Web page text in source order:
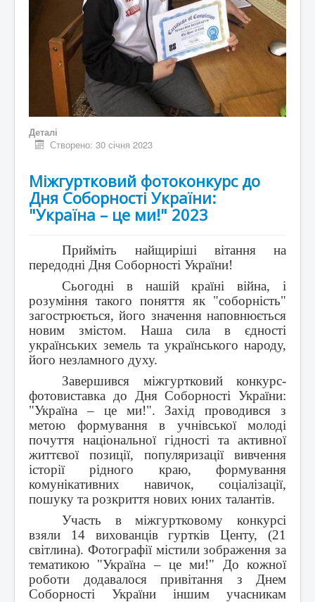
Деталі
Створено: 30 січня 2023
Міжгуртковий фотоконкурс до
Дня Соборності України:
"Україна – це ми!" 2023
Прийміть найщиріші вітання на
передодні Дня Соборності України!
Сьогодні в нашій країні війна, і
розуміння такого поняття як "соборність"
загострюється, його значення наповнюється
новим змістом. Наша сила в єдності
українських земель та українського народу,
його незламного духу.
Завершився міжгуртковий конкурс-
фотовиставка до Дня Соборності України:
"Україна – це ми!". Захід проводився з
метою формування в учнівської молоді
почуття національної гідності та активної
життєвої позиції, популяризації вивчення
історії рідного краю, формування
комунікативних навичок, соціалізації,
пошуку та розкриття нових юних талантів.
Участь в міжгуртковому конкурсі
взяли 14 вихованців гуртків Центу, (21
світлина). Фотографії містили зображення за
тематикою "Україна – це ми!" До кожної
роботи додавалося привітання з Днем
Соборності України іншим учасникам